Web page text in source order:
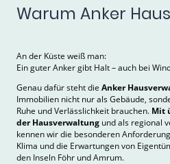
Warum Anker
An der Küste weiß man:
Ein guter Anker gibt Halt – auch bei
Genau dafür steht die Anker
Immobilien nicht nur als Gebäude,
Ruhe und Verlässlichkeit brauchen. Mit
der Hausverwaltung und als regional
kennen wir die besonderen
Klima und die Erwartungen von
den Inseln Föhr und Amrum.